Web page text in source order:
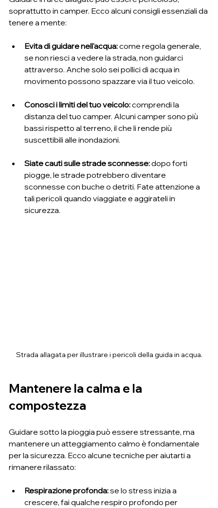
soprattutto in camper. Ecco alcuni consigli essenziali da
tenere a mente:
Evita di guidare nell'acqua: come regola generale,
se non riesci a vedere la strada, non guidarci
attraverso. Anche solo sei pollici di acqua in
movimento possono spazzare via il tuo veicolo.
Conosci i limiti del tuo veicolo: comprendi la
distanza del tuo camper. Alcuni camper sono più
bassi rispetto al terreno, il che li rende più
suscettibili alle inondazioni.
Siate cauti sulle strade sconnesse: dopo forti
piogge, le strade potrebbero diventare
sconnesse con buche o detriti. Fate attenzione a
tali pericoli quando viaggiate e aggirateli in
sicurezza.
Strada allagata per illustrare i pericoli della guida in acqua.
Mantenere la calma e la
compostezza
Guidare sotto la pioggia può essere stressante, ma
mantenere un atteggiamento calmo è fondamentale
per la sicurezza. Ecco alcune tecniche per aiutarti a
rimanere rilassato:
Respirazione profonda: se lo stress inizia a
crescere, fai qualche respiro profondo per